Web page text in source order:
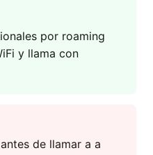
por roaming
y llama con
de llamar a a